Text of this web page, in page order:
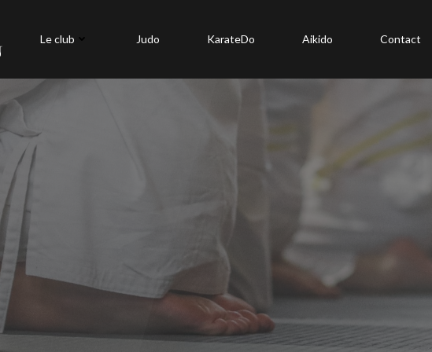
Le club Judo KarateDo Aikido Contact